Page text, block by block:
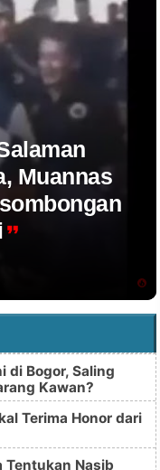
Muannas
di Bogor, Saling
Kawan?
Terima Honor dari
Tentukan Nasib